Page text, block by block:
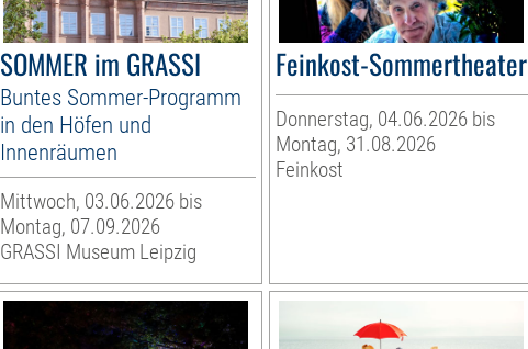
SOMMER im GRASSI
Buntes Sommer-Programm
in den Höfen und
Innenräumen
Mittwoch, 03.06.2026 bis
Montag, 07.09.2026
GRASSI Museum Leipzig
Feinkost-Sommertheater
Donnerstag, 04.06.2026 bis
Montag, 31.08.2026
Feinkost